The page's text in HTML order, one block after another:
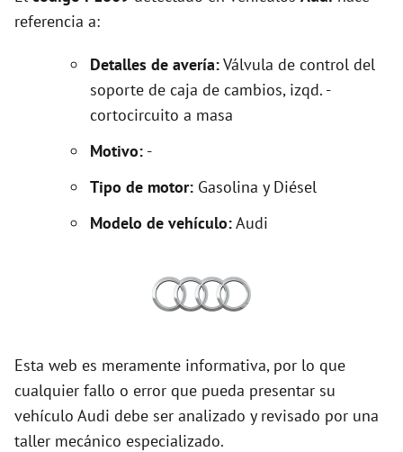
referencia a:
Detalles de avería:Válvula de control del
soporte de caja de cambios, izqd. -
cortocircuito a masa
Motivo: -
Tipo de motor: Gasolina y Diésel
Modelo de vehículo:Audi
Esta web es meramente informativa, por lo que
cualquier fallo o error que pueda presentar su
vehículo Audi debe ser analizado y revisado por una
taller mecánico especializado.